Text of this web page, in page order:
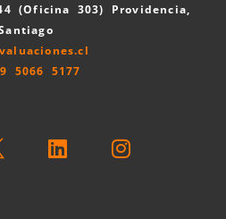
(Oficina 303) Providencia,
5066 5177
i n